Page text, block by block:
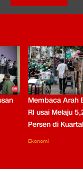
Membaca Arah
RI usai Melaju
Persen di
Ekonomi